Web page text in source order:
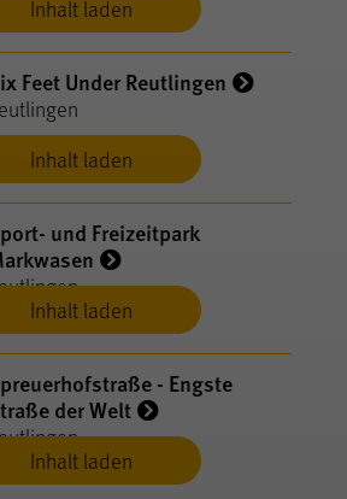
Inhalt laden
Inhalt laden
Feet Under Reutlingen
Inhalt laden
und Freizeitpark
Inhalt laden
- Engste
der Welt